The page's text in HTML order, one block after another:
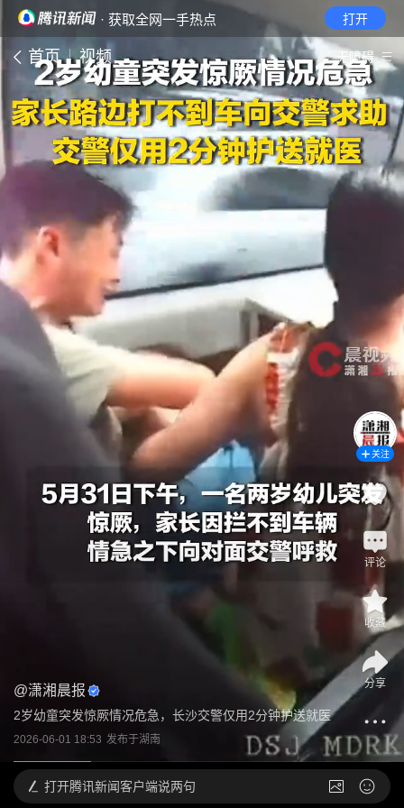
· 获取全网一手热点 打开
首页 视频 无障碍
@潇湘晨报
2岁幼童突发惊厥情况危急，长沙交警仅用2分钟护送就医
2026-06-01 18:53 发布于湖南
关注
评论
收藏
分享
打开腾讯新闻客户端说两句